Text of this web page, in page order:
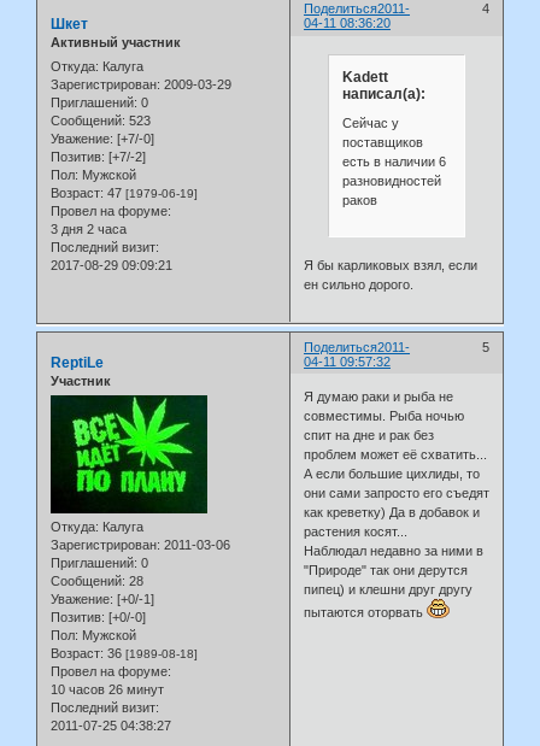
Поделиться 4
2011-
04-11 08:36:20
Шкет
Активный участник
Откуда: Калуга
Зарегистрирован: 2009-03-29
Приглашений: 0
Сообщений: 523
Уважение: [+7/-0]
Позитив: [+7/-2]
Пол: Мужской
Возраст: 47 [1979-06-19]
Провел на форуме:
3 дня 2 часа
Последний визит:
2017-08-29 09:09:21
Kadett
написал(а):
Сейчас у
поставщиков
есть в наличии 6
разновидностей
раков
Я бы карликовых взял, если
ен сильно дорого.
Поделиться 5
2011-
04-11 09:57:32
ReptiLe
Участник
Откуда: Калуга
Зарегистрирован: 2011-03-06
Приглашений: 0
Сообщений: 28
Уважение: [+0/-1]
Позитив: [+0/-0]
Пол: Мужской
Возраст: 36 [1989-08-18]
Провел на форуме:
10 часов 26 минут
Последний визит:
2011-07-25 04:38:27
Я думаю раки и рыба не
совместимы. Рыба ночью
спит на дне и рак без
проблем может её схватить...
А если большие цихлиды, то
они сами запросто его съедят
как креветку) Да в добавок и
растения косят...
Наблюдал недавно за ними в
"Природе" так они дерутся
пипец) и клешни друг другу
пытаются оторвать